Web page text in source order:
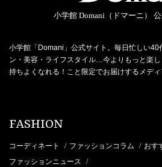
小学館 Domani（ドマーニ）
小学館「Domani」公式サイト。毎日忙しい40
ン・美容・ライフスタイル…今よりもっと楽
持ちよくなれる！こと限定でお届けするメディ
FASHION
コーディネート / ファッションコラム / おす
ファッションニュース /